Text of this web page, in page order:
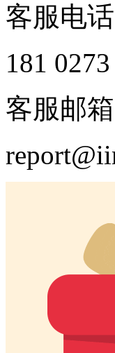
客服电话
181
客服邮箱